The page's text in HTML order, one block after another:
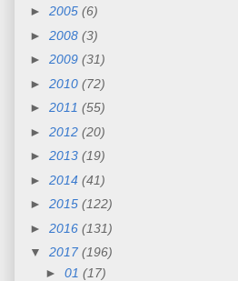
► 2005 (6)
► 2008 (3)
► 2009 (31)
► 2010 (72)
► 2011 (55)
► 2012 (20)
► 2013 (19)
► 2014 (41)
► 2015 (122)
► 2016 (131)
▼ 2017 (196)
► 01 (17)